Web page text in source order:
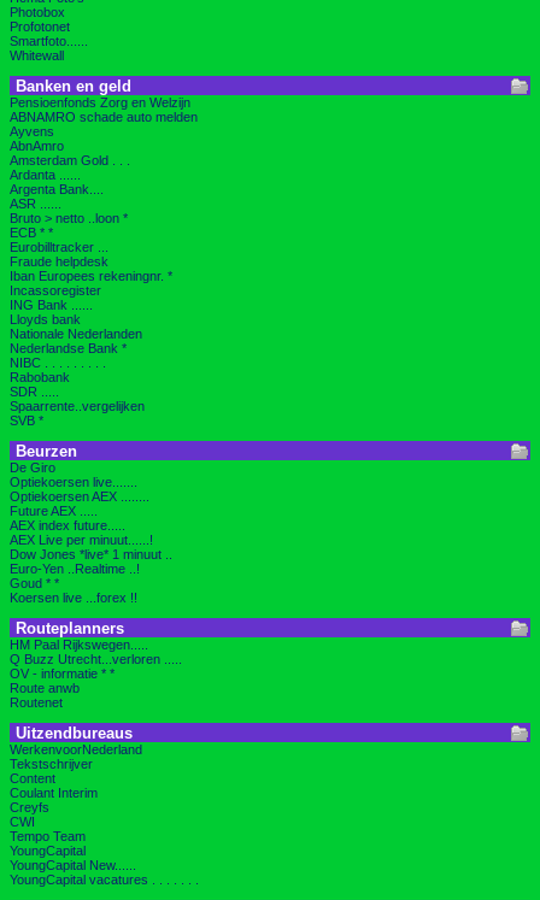
Photobox
Profotonet
Smartfoto......
Whitewall
Banken en geld
Pensioenfonds Zorg en Welzijn
ABNAMRO schade auto melden
Ayvens
AbnAmro
Amsterdam Gold . . .
Ardanta ......
Argenta Bank....
ASR ......
Bruto > netto ..loon *
ECB * *
Eurobilltracker ...
Fraude helpdesk
Iban Europees rekeningnr. *
Incassoregister
ING Bank ......
Lloyds bank
Nationale Nederlanden
Nederlandse Bank *
NIBC . . . . . . . . .
Rabobank
SDR .....
Spaarrente..vergelijken
SVB *
Beurzen
De Giro
Optiekoersen live.......
Optiekoersen AEX ........
Future AEX .....
AEX index future.....
AEX Live per minuut......!
Dow Jones *live* 1 minuut ..
Euro-Yen ..Realtime ..!
Goud * *
Koersen live ...forex !!
Routeplanners
HM Paal Rijkswegen.....
Q Buzz Utrecht...verloren .....
OV - informatie * *
Route anwb
Routenet
Uitzendbureaus
WerkenvoorNederland
Tekstschrijver
Content
Coulant Interim
Creyfs
CWI
Tempo Team
YoungCapital
YoungCapital New......
YoungCapital vacatures . . . . . . .